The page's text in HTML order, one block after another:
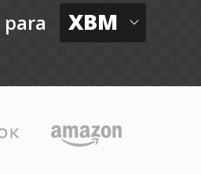
para XBM